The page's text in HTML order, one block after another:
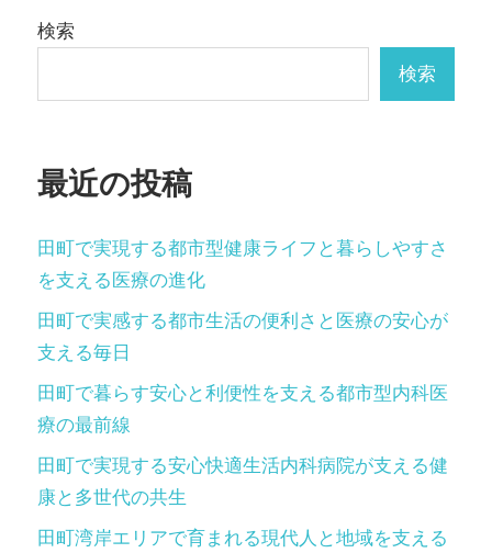
ー
ョ
検索
検索
最近の投稿
田町で実現する都市型健康ライフと暮らしやすさ
を支える医療の進化
田町で実感する都市生活の便利さと医療の安心が
支える毎日
田町で暮らす安心と利便性を支える都市型内科医
療の最前線
田町で実現する安心快適生活内科病院が支える健
康と多世代の共生
田町湾岸エリアで育まれる現代人と地域を支える